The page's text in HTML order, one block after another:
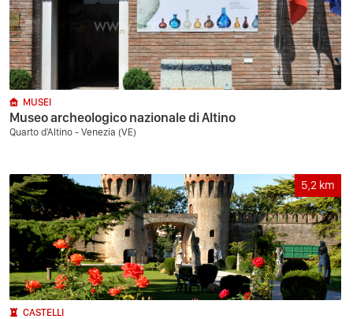
MUSEI
Museo archeologico nazionale di Altino
Quarto d'Altino - Venezia (VE)
5,2 km
CASTELLI